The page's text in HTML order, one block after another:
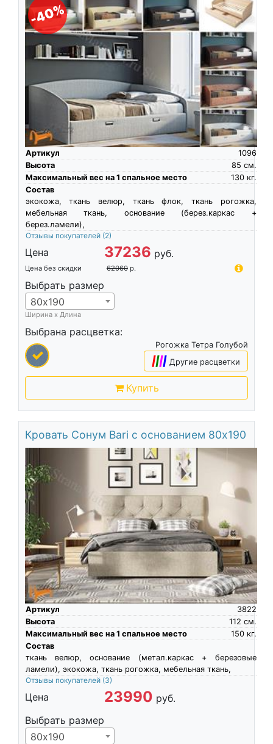
-40%
Артикул
1096
Высота
см.
85
Максимальный вес на 1 спальное место
кг.
130
Состав
экокожа, ткань велюр, ткань флок, ткань рогожка,
мебельная ткань, основание (берез.каркас +
берез.ламели),
Отзывы покупателей (2)
Цена 37236 руб.
Цена без скидки 62060 р.
Выбрать размер
80х190
Ширина х Длина
Выбрана расцветка:
Рогожка Тетра Голубой
|||| Другие расцветки
Купить
Кровать Сонум Bari с основанием 80х190
Артикул
3822
Высота
см.
112
Максимальный вес на 1 спальное место
кг.
150
Состав
ткань велюр, основание (метал.каркас + березовые
ламели), экокожа, ткань рогожка, мебельная ткань,
Отзывы покупателей (3)
Цена 23990 руб.
Выбрать размер
80х190